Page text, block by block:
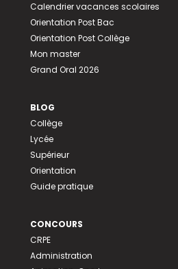
Calendrier vacances scolaires
Orientation Post Bac
Orientation Post Collège
Mon master
Grand Oral 2026
BLOG
Collège
Lycée
Supérieur
Orientation
Guide pratique
CONCOURS
CRPE
Administration